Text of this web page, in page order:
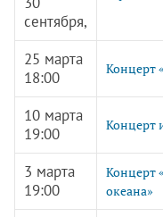
сентября,
25 марта
18:00
Концерт
10 марта
19:00
Концерт
3 марта
19:00
Концерт
океана»